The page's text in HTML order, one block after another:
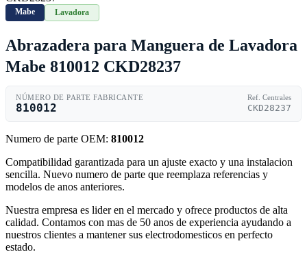
Mabe Lavadora
Abrazadera para Manguera de Lavadora
Mabe 810012 CKD28237
NÚMERO DE PARTE FABRICANTE
810012
Ref. Centrales
CKD28237
Numero de parte OEM: 810012
Compatibilidad garantizada para un ajuste exacto y una instalacion
sencilla. Nuevo numero de parte que reemplaza referencias y
modelos de anos anteriores.
Nuestra empresa es lider en el mercado y ofrece productos de alta
calidad. Contamos con mas de 50 anos de experiencia ayudando a
nuestros clientes a mantener sus electrodomesticos en perfecto
estado.